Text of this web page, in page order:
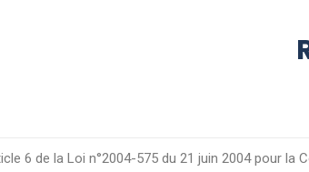
6 de la Loi n°2004-575 du 21 juin 2004 pour la